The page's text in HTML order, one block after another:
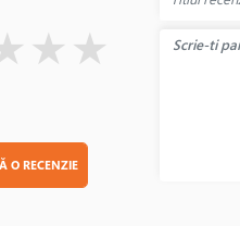
★ ★
O RECENZIE